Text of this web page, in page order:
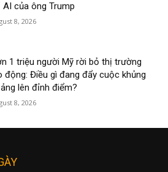
AI của ông Trump
8, 2026
1 triệu người Mỹ rời bỏ thị trường
động: Điều gì đang đẩy cuộc khủng
lên đỉnh điểm?
8, 2026